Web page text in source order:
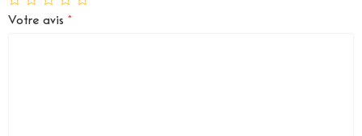
Votre avis *